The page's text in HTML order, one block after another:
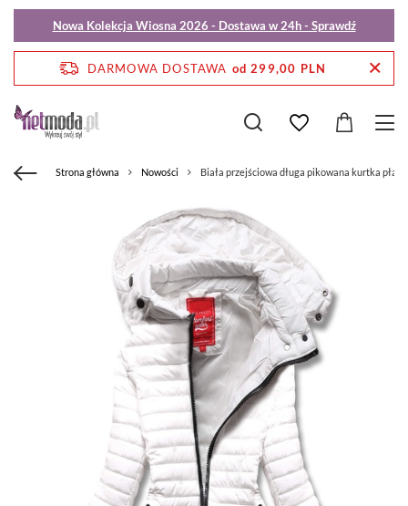
Nowa Kolekcja Wiosna 2026 - Dostawa w 24h - Sprawdź
DARMOWA DOSTAWA od 299,00 PLN
Strona główna Nowości Biała przejściowa długa pikowana kurtka